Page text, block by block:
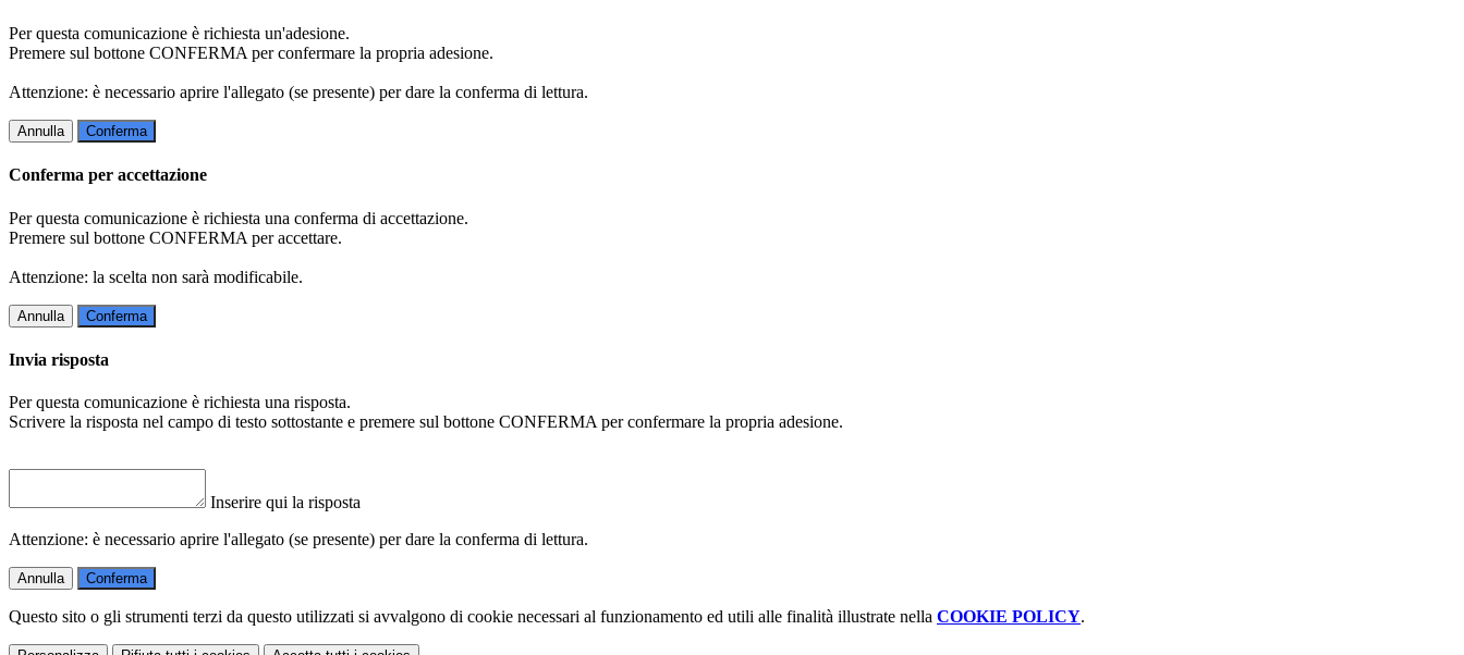
Per questa comunicazione è richiesta un'adesione.
Premere sul bottone CONFERMA per confermare la propria adesione.
Attenzione: è necessario aprire l'allegato (se presente) per dare la conferma di lettura.
Annulla Conferma
Conferma per accettazione
Per questa comunicazione è richiesta una conferma di accettazione.
Premere sul bottone CONFERMA per accettare.
Attenzione: la scelta non sarà modificabile.
Annulla Conferma
Invia risposta
Per questa comunicazione è richiesta una risposta.
Scrivere la risposta nel campo di testo sottostante e premere sul bottone CONFERMA per confermare la propria adesione.
Inserire qui la risposta
Attenzione: è necessario aprire l'allegato (se presente) per dare la conferma di lettura.
Annulla Conferma
Questo sito o gli strumenti terzi da questo utilizzati si avvalgono di cookie necessari al funzionamento ed utili alle finalità illustrate nella COOKIE POLICY.